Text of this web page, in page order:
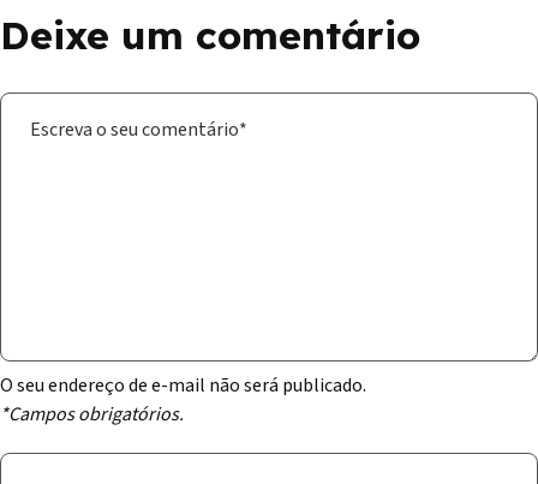
Deixe um comentário
O seu endereço de e-mail não será publicado.
*Campos obrigatórios.